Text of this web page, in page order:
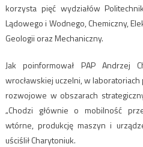
korzysta pięć wydziałów
Lądowego i Wodnego, Chemiczny,
Geologii oraz Mechaniczny.
Jak poinformował PAP Andrzej
wrocławskiej uczelni, w
rozwojowe w obszarach
„Chodzi głównie o mobilność
wtórne, produkcję maszyn i
uściślił Charytoniuk.